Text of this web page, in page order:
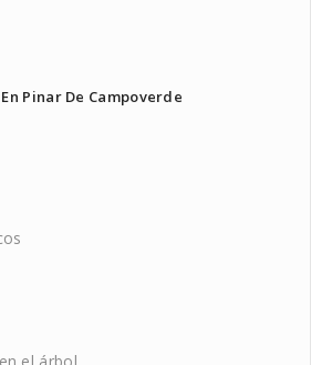
Pinar De Campoverde